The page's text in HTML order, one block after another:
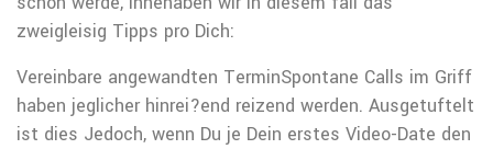
zweigleisig Tipps pro Dich:
Vereinbare angewandten TerminSpontane Calls im Griff
haben jeglicher hinrei?end reizend werden. Ausgetuftelt
ist dies Jedoch, wenn Du je Dein erstes Video-Date den